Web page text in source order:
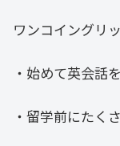
ワンコイングリ
・始めて英会話
・留学前にたく